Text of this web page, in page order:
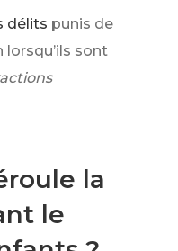
délits punis de
lorsqu’ils sont
la
le